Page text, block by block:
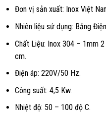
Đơn vị sản xuất: Inox Việt
Nhiên liệu sử dụng: Bằng
Chất Liệu: Inox 304 – 1mm
cm.
Điện áp: 220V/50 Hz.
Công suất: 4,5 Kw.
Nhiệt độ: 50 – 100 độ C.